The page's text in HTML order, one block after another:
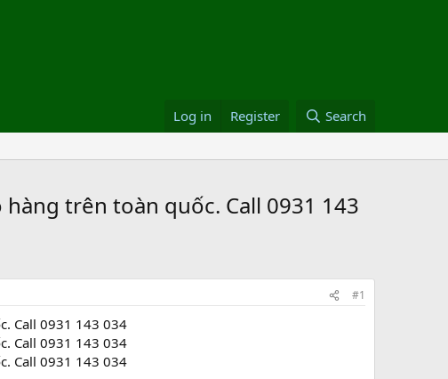
Log in Register Search
hàng trên toàn quốc. Call 0931 143
#1
Call 0931 143 034
Call 0931 143 034
Call 0931 143 034